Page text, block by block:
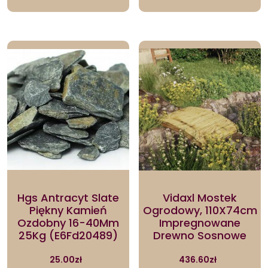
Hgs Antracyt Slate
Piękny Kamień
Ozdobny 16-40Mm
25Kg (E6Fd20489)
25.00zł
Vidaxl Mostek
Ogrodowy, 110X74cm
Impregnowane
Drewno Sosnowe
436.60zł